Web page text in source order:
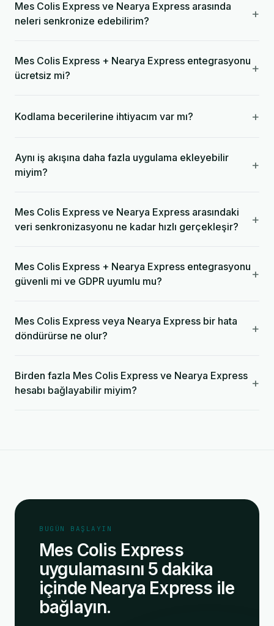
Mes Colis Express ve Nearya Express arasında
neleri senkronize edebilirim?
+
Mes Colis Express + Nearya Express entegrasyonu
ücretsiz mi?
+
Kodlama becerilerine ihtiyacım var mı? +
Aynı iş akışına daha fazla uygulama ekleyebilir
miyim?
+
Mes Colis Express ve Nearya Express arasındaki
veri senkronizasyonu ne kadar hızlı gerçekleşir?
+
Mes Colis Express + Nearya Express entegrasyonu
güvenli mi ve GDPR uyumlu mu?
+
Mes Colis Express veya Nearya Express bir hata
döndürürse ne olur?
+
Birden fazla Mes Colis Express ve Nearya Express
hesabı bağlayabilir miyim?
+
BUGÜN BAŞLAYIN
Mes Colis Express
uygulamasını 5 dakika
içinde Nearya Express ile
bağlayın.